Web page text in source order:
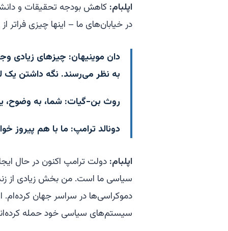
اپلبام: کاهش بودجه تحقیقات و
در خیابان‌های ما – اینها چیزی
دان موینیهان: چیزهای زیادی
به نظر می‌رسند. نگه داشتن یک
روث بن-گیات: شما، به وضوح،
دونالد ترامپ: ما با هم پیروز
اپلبام: دولت ترامپ اکنون در حال
سیاسی ما است. من بخش زیادی از
دموکراسی‌ها در سراسر جهان
سیستم‌های سیاسی خود حمله